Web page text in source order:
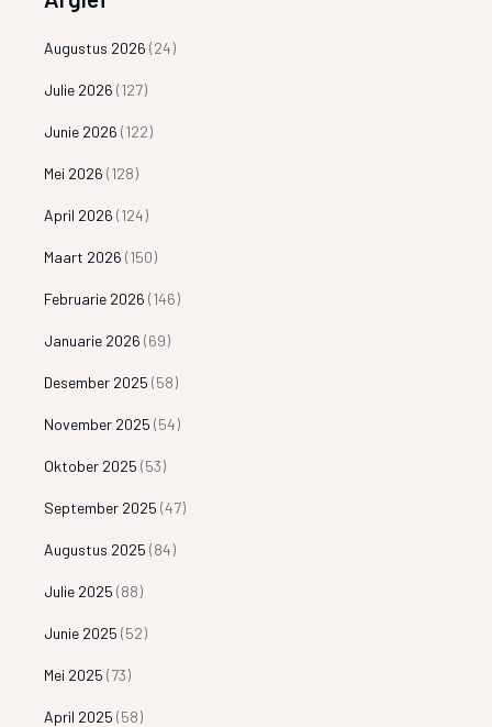
Augustus 2026 (24)
Julie 2026 (127)
Junie 2026 (122)
Mei 2026 (128)
April 2026 (124)
Maart 2026 (150)
Februarie 2026 (146)
Januarie 2026 (69)
Desember 2025 (58)
November 2025 (54)
Oktober 2025 (53)
September 2025 (47)
Augustus 2025 (84)
Julie 2025 (88)
Junie 2025 (52)
Mei 2025 (73)
April 2025 (58)